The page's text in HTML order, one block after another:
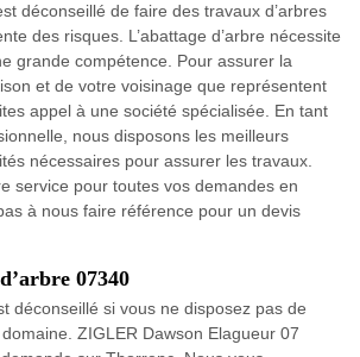
déconseillé de faire des travaux d’arbres
des risques. L’abattage d’arbre nécessite
grande compétence. Pour assurer la
et de votre voisinage que représentent
appel à une société spécialisée. En tant
nous disposons les meilleurs
nécessaires pour assurer les travaux.
service pour toutes vos demandes en
à nous faire référence pour un devis
07340
déconseillé si vous ne disposez pas de
ZIGLER Dawson Elagueur 07